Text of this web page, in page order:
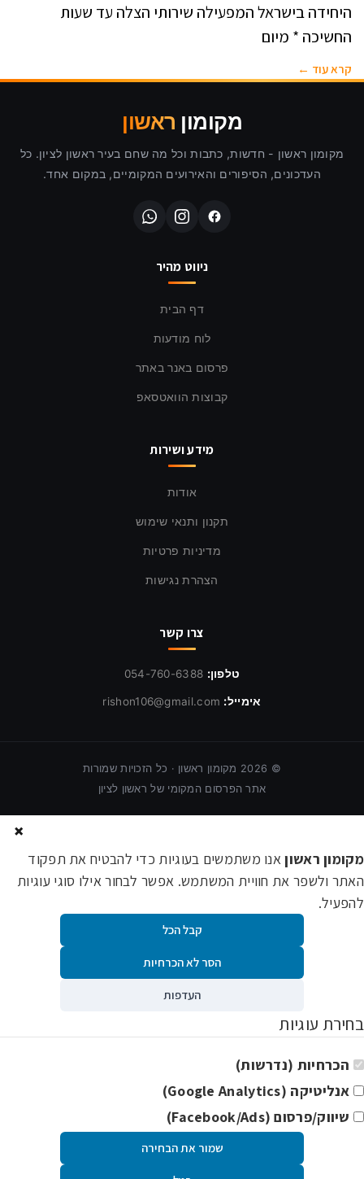
היחידה בישראל המפעילה שירותי הצלה עד שעות
החשיכה * מיום
קרא עוד ←
מקומון ראשון
מקומון ראשון - חדשות, כתבות וכל מה שחם בעיר ראשון לציון. כל
העדכונים, הסיפורים והאירועים המקומיים, במקום אחד.
ניווט מהיר
דף הבית
לוח מודעות
פרסום באנר באתר
קבוצות הוואטסאפ
מידע ושירות
אודות
תקנון ותנאי שימוש
מדיניות פרטיות
הצהרת נגישות
צרו קשר
טלפון: 054-760-6388
אימייל: rishon106@gmail.com
©
2026 מקומון ראשון · כל הזכויות שמורות
אתר הפרסום המקומי של ראשון לציון
×
מקומון ראשוןאנו משתמשים בעוגיות כדי להבטיח את תפקוד
האתר ולשפר את חוויית המשתמש. אפשר לבחור אילו סוגי עוגיות
להפעיל.
קבל הכל
הסר לא הכרחיות
העדפות
בחירת עוגיות
הכרחיות (נדרשות)
אנליטיקה (Google Analytics)
שיווק/פרסום (Facebook/Ads)
שמור את הבחירה